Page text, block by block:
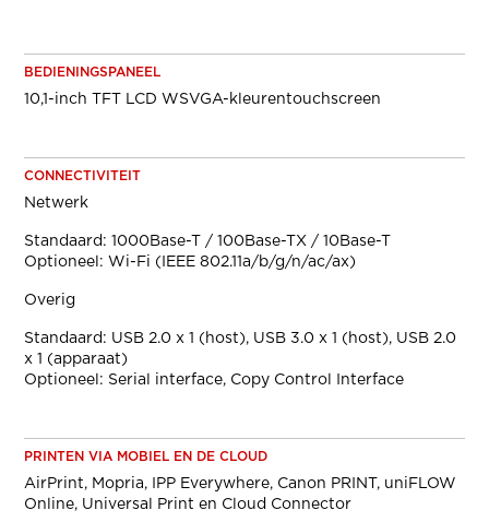
BEDIENINGSPANEEL
10,1-inch TFT LCD WSVGA-kleurentouchscreen
CONNECTIVITEIT
Netwerk
Standaard: 1000Base-T / 100Base-TX / 10Base-T
Optioneel: Wi-Fi (IEEE 802.11a/b/g/n/ac/ax)
Overig
Standaard: USB 2.0 x 1 (host), USB 3.0 x 1 (host), USB 2.0
x 1 (apparaat)
Optioneel: Serial interface, Copy Control Interface
PRINTEN VIA MOBIEL EN DE CLOUD
AirPrint, Mopria, IPP Everywhere, Canon PRINT, uniFLOW
Online, Universal Print en Cloud Connector